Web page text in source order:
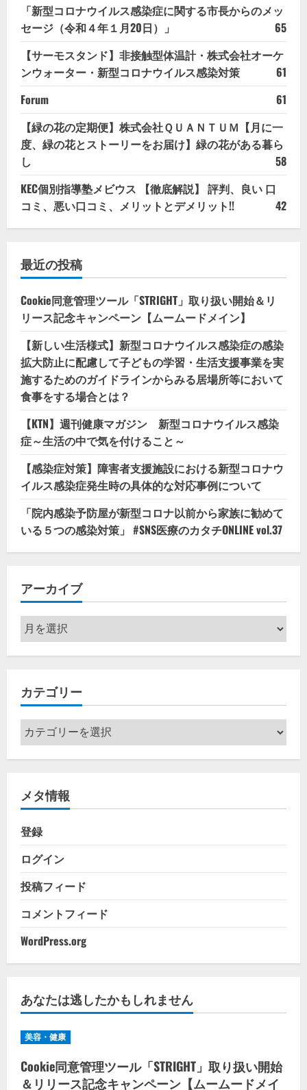
「新型コロナウイルス感染症に関する市長からのメッ
セージ（令和４年１月20日）」
65
【サーモスタンド】非接触型体温計・株式会社オーケ
ンウォーター・新型コロナウイルス感染対策
61
Forum
61
【緑の花の定期便】株式会社ＱＵＡＮＴＵＭ【月に一
度、緑の花とストーリーをお届け】緑の花がある暮ら
し
58
KEC個別指導塾メビウス 【徹底解説】 評判、良い 口
コミ、悪い口コミ、メリットとデメリット!!
42
最近の投稿
Cookie同意管理ツール「STRIGHT」取り扱い開始＆リ
リース記念キャンペーン【ムームードメイン】
【新しい生活様式】新型コロナウイルス感染症の感染
拡大防止に配慮して子どもの学習・生活支援事業を実
施するためのガイドラインからみる居場所等において
食事をする場合とは？
【KTN】週刊健康マガジン 新型コロナウイルス感染
症～生活の中で気を付けること～
【感染症対策】障害者支援施設における新型コロナウ
イルス感染症発生時の具体的な対応事例について
「院内感染予防屋が新型コロナ以前から家族に勧めて
いる５つの感染対策」 #SNS医療のカタチONLINE vol.37
アーカイブ
ア
ー
カ
ブ
カテゴリー
カ
テ
ゴ
ー
メタ情報
登録
ログイン
投稿フィード
コメントフィード
WordPress.org
あなたは逃したかもしれません
美容・健康
Cookie同意管理ツール「STRIGHT」取り扱い開始
＆リリース記念キャンペーン【ムームードメイ